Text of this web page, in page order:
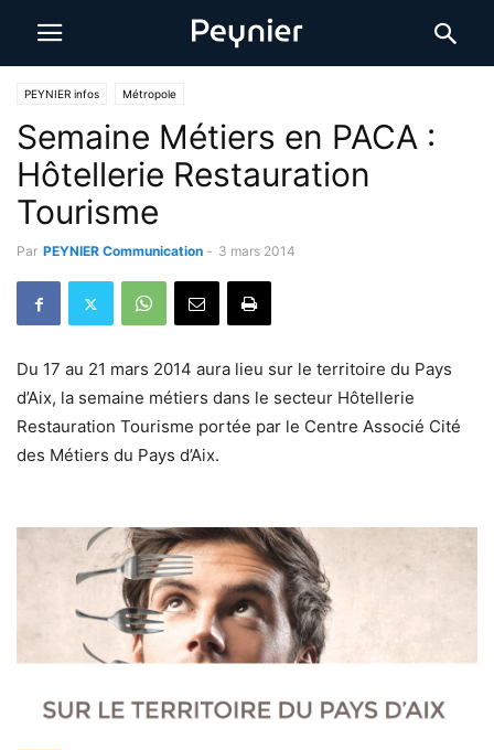
PEYNIER infos Métropole
Semaine Métiers en PACA :
Hôtellerie Restauration
Tourisme
Par PEYNIER Communication - 3 mars 2014
Du 17 au 21 mars 2014 aura lieu sur le territoire du Pays
d’Aix, la semaine métiers dans le secteur Hôtellerie
Restauration Tourisme portée par le Centre Associé Cité
des Métiers du Pays d’Aix.